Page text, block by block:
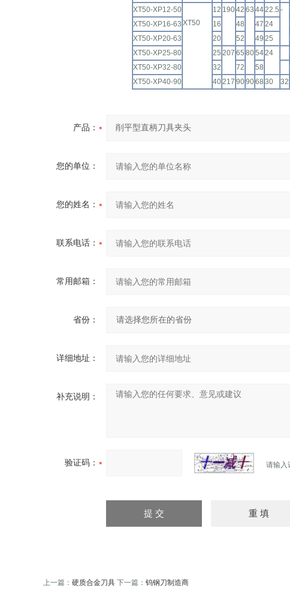
XT50-XP12-50
XT50
12 19042 63 4422.5 -
XT50-XP16-63
16 48 47 24
XT50-XP20-63
20 52 49 25
XT50-XP25-80
25 207 65 805424
XT50-XP32-80
32 72 58
XT50-XP40-90
40217 909068 30 32
产品：
您的单位：
您的姓名：
联系电话：
常用邮箱：
省份：
详细地址：
补充说明：
验证码： 请输入
上一篇： 硬质合金刀具 下一篇： 钨钢刀制造商